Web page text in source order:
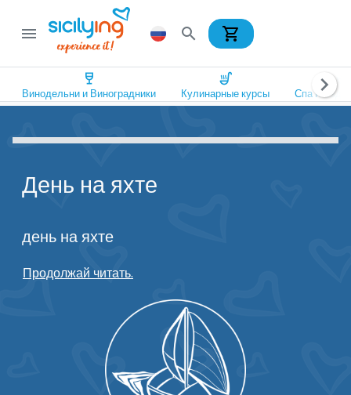
menu search shopping_cart
wine_bar
Винодельни и Виноградники
soup_kitchen
Кулинарные курсы
spa
Спа иchevron_right
День на яхте
день на яхте
Продолжай читать.